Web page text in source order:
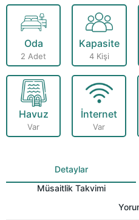
Oda
2 Adet
Kapasite
4 Kişi
Havuz
Var
İnternet
Var
Detaylar
Müsaitlik Takvimi